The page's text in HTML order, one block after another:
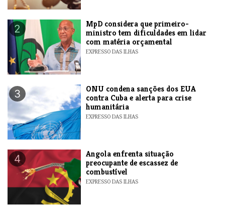
2
MpD considera que primeiro-
ministro tem dificuldades em lidar
com matéria orçamental
EXPRESSO DAS ILHAS
3
ONU condena sanções dos EUA
contra Cuba e alerta para crise
humanitária
EXPRESSO DAS ILHAS
4
Angola enfrenta situação
preocupante de escassez de
combustível
EXPRESSO DAS ILHAS